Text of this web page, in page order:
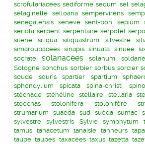
scrofulariacées sediforme sedum sel
selaginelle selloana sempervirens
senegalensis
sénevé sent-bon sepium
seriola serpent serpentaire serpolet
silene
siliqua siliquastrum silvestre
simaroubacées sinapis sinuata sinuée
socrate
solanacées solanum
Sologne sonchus sorbier sorbus sorcier
soude
souris spartier spartium
sphondylium
spicata spina-christi
stéchade
stéhéline stellaire stellaria
stoechas
stolonifera stolonifère
strumarium
suaeda sud suéda sumac
sylvestre
sylvestris Sylvie symphytum
tamus tanacetum tanaisie tanneurs
taupe taupes taxacées taxus tazetta